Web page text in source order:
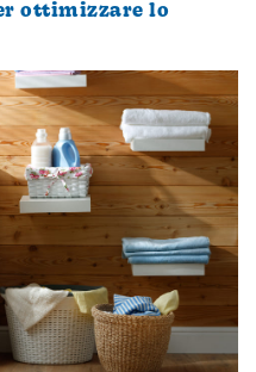
ottimizzare lo